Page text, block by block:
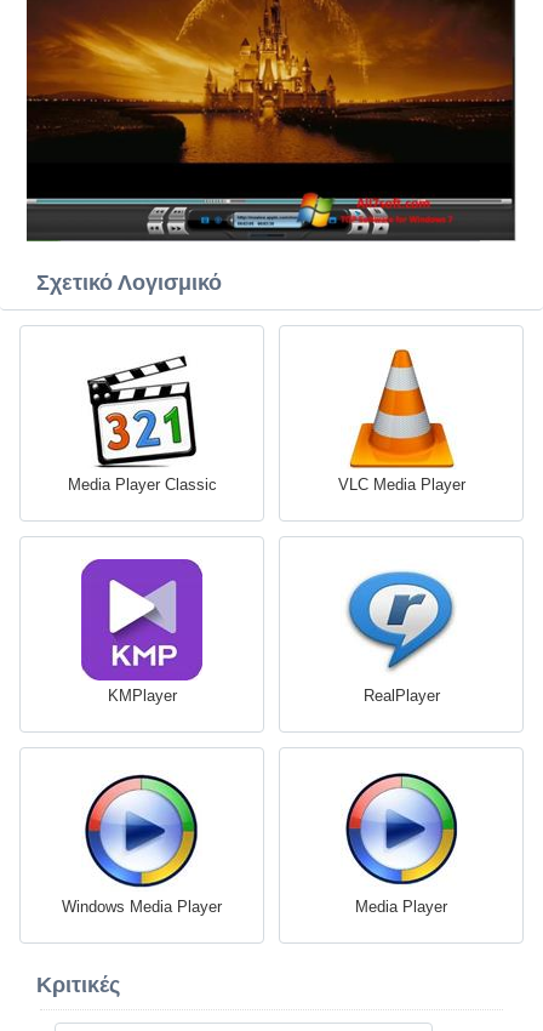
Σχετικό Λογισμικό
Media Player Classic VLC Media Player
KMPlayer RealPlayer
Windows Media Player Media Player
Κριτικές